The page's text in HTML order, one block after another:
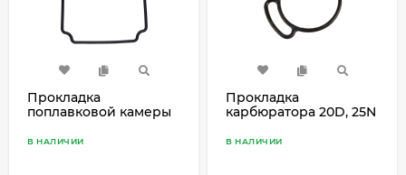
Прокладка
поплавковой камеры
В НАЛИЧИИ
Прокладка
карбюратора 20D, 25N
В НАЛИЧИИ